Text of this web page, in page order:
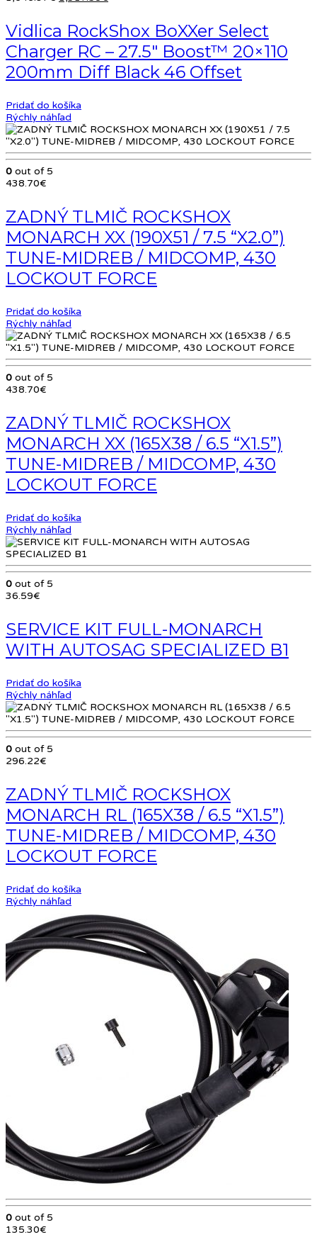
1,646.97€.1,317.58€.
Vidlica RockShox BoXXer Select
Charger RC – 27.5″ Boost™ 20×110
200mm Diff Black 46 Offset
Pridať do košíka
Rýchly náhľad
0 out of 5
438.70€
ZADNÝ TLMIČ ROCKSHOX
MONARCH XX (190X51 / 7.5 “X2.0”)
TUNE-MIDREB / MIDCOMP, 430
LOCKOUT FORCE
Pridať do košíka
Rýchly náhľad
0 out of 5
438.70€
ZADNÝ TLMIČ ROCKSHOX
MONARCH XX (165X38 / 6.5 “X1.5”)
TUNE-MIDREB / MIDCOMP, 430
LOCKOUT FORCE
Pridať do košíka
Rýchly náhľad
0 out of 5
36.59€
SERVICE KIT FULL-MONARCH
WITH AUTOSAG SPECIALIZED B1
Pridať do košíka
Rýchly náhľad
0 out of 5
296.22€
ZADNÝ TLMIČ ROCKSHOX
MONARCH RL (165X38 / 6.5 “X1.5”)
TUNE-MIDREB / MIDCOMP, 430
LOCKOUT FORCE
Pridať do košíka
Rýchly náhľad
0 out of 5
135.30€